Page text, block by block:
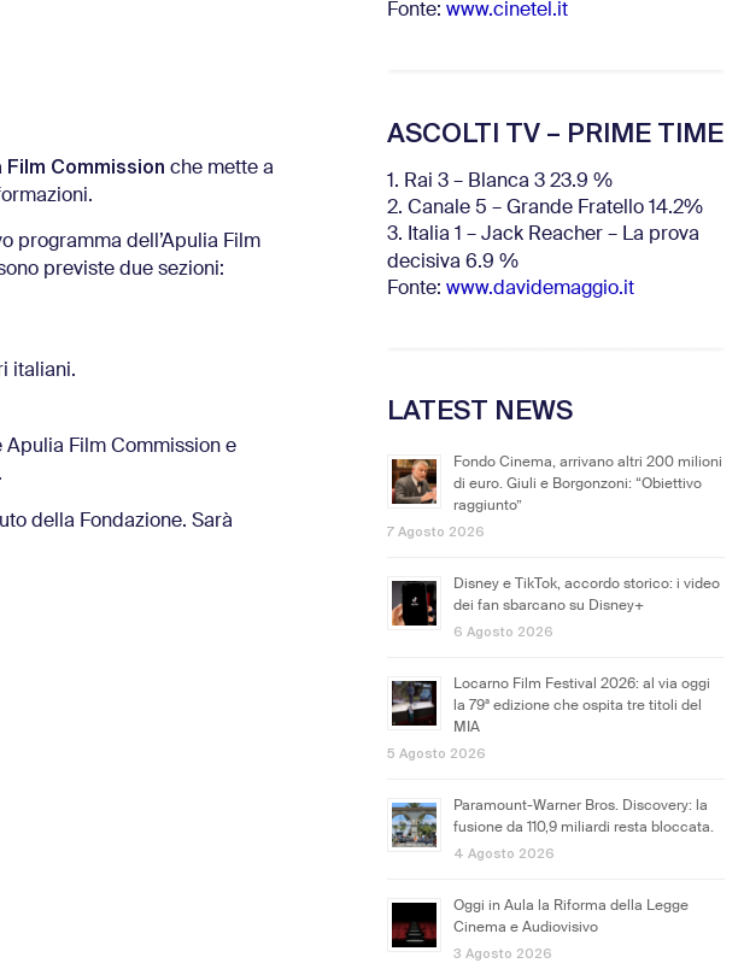
Commission che mette a
programma dell’Apulia Film
previste due sezioni:
italiani.
Apulia Film Commission e
della Fondazione. Sarà
Fonte: www.cinetel.it
ASCOLTI TV – PRIME TIME
1. Rai 3 – Blanca 3 23.9 %
2. Canale 5 – Grande Fratello 14.2%
3. Italia 1 – Jack Reacher – La prova
decisiva 6.9 %
Fonte: www.davidemaggio.it
LATEST NEWS
Fondo Cinema, arrivano altri 200 milioni
di euro. Giuli e Borgonzoni: “Obiettivo
raggiunto”
7 Agosto 2026
Disney e TikTok, accordo storico: i video
dei fan sbarcano su Disney+
6 Agosto 2026
Locarno Film Festival 2026: al via oggi
la 79ª edizione che ospita tre titoli del
MIA
5 Agosto 2026
Paramount-Warner Bros. Discovery: la
fusione da 110,9 miliardi resta bloccata.
4 Agosto 2026
Oggi in Aula la Riforma della Legge
Cinema e Audiovisivo
3 Agosto 2026